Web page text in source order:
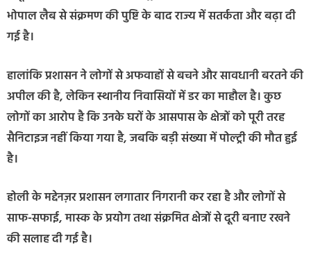
भोपाल लैब से संक्रमण की पुष्टि के बाद राज्य में सतर्कता और बढ़ा दी
गई है।
हालांकि प्रशासन ने लोगों से अफवाहों से बचने और सावधानी बरतने की
अपील की है, लेकिन स्थानीय निवासियों में डर का माहौल है। कुछ
लोगों का आरोप है कि उनके घरों के आसपास के क्षेत्रों को पूरी तरह
सैनिटाइज नहीं किया गया है, जबकि बड़ी संख्या में पोल्ट्री की मौत हुई
है।
होली के मद्देनज़र प्रशासन लगातार निगरानी कर रहा है और लोगों से
साफ-सफाई, मास्क के प्रयोग तथा संक्रमित क्षेत्रों से दूरी बनाए रखने
की सलाह दी गई है।